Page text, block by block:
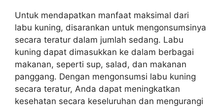
Untuk mendapatkan manfaat maksimal dari
labu kuning, disarankan untuk mengonsumsinya
secara teratur dalam jumlah sedang. Labu
kuning dapat dimasukkan ke dalam berbagai
makanan, seperti sup, salad, dan makanan
panggang. Dengan mengonsumsi labu kuning
secara teratur, Anda dapat meningkatkan
kesehatan secara keseluruhan dan mengurangi